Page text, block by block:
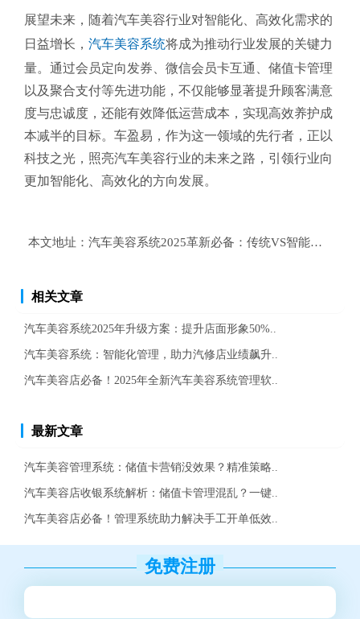
展望未来，随着汽车美容行业对智能化、高效化需求的
日益增长， 汽车美容系统将成为推动行业发展的关键力
量。通过会员定向发券、微信会员卡互通、储值卡管理
以及聚合支付等先进功能，不仅能够显著提升顾客满意
度与忠诚度，还能有效降低运营成本，实现高效养护成
本减半的目标。车盈易，作为这一领域的先行者，正以
科技之光，照亮汽车美容行业的未来之路，引领行业向
更加智能化、高效化的方向发展。
本文地址： 汽车美容系统2025革新必备：传统VS智能，高效
相关文章
汽车美容系统2025年升级方案：提升店面形象50%..
汽车美容系统：智能化管理，助力汽修店业绩飙升..
汽车美容店必备！2025年全新汽车美容系统管理软..
最新文章
汽车美容管理系统：储值卡营销没效果？精准策略..
汽车美容店收银系统解析：储值卡管理混乱？一键..
汽车美容店必备！管理系统助力解决手工开单低效..
免费注册